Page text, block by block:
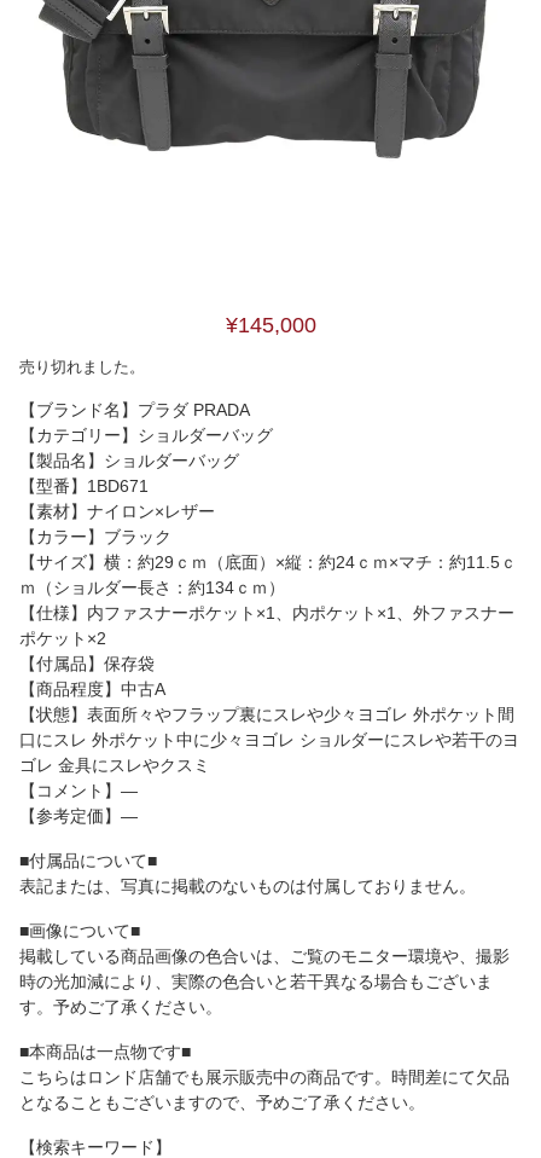
¥145,000
売り切れました。
【ブランド名】プラダ PRADA
【カテゴリー】ショルダーバッグ
【製品名】ショルダーバッグ
【型番】1BD671
【素材】ナイロン×レザー
【カラー】ブラック
【サイズ】横：約29ｃｍ（底面）×縦：約24ｃｍ×マチ：約11.5ｃ
ｍ（ショルダー長さ：約134ｃｍ）
【仕様】内ファスナーポケット×1、内ポケット×1、外ファスナー
ポケット×2
【付属品】保存袋
【商品程度】中古A
【状態】表面所々やフラップ裏にスレや少々ヨゴレ 外ポケット間
口にスレ 外ポケット中に少々ヨゴレ ショルダーにスレや若干のヨ
ゴレ 金具にスレやクスミ
【コメント】―
【参考定価】―
■付属品について■
表記または、写真に掲載のないものは付属しておりません。
■画像について■
掲載している商品画像の色合いは、ご覧のモニター環境や、撮影
時の光加減により、実際の色合いと若干異なる場合もございま
す。予めご了承ください。
■本商品は一点物です■
こちらはロンド店舗でも展示販売中の商品です。時間差にて欠品
となることもございますので、予めご了承ください。
【検索キーワード】